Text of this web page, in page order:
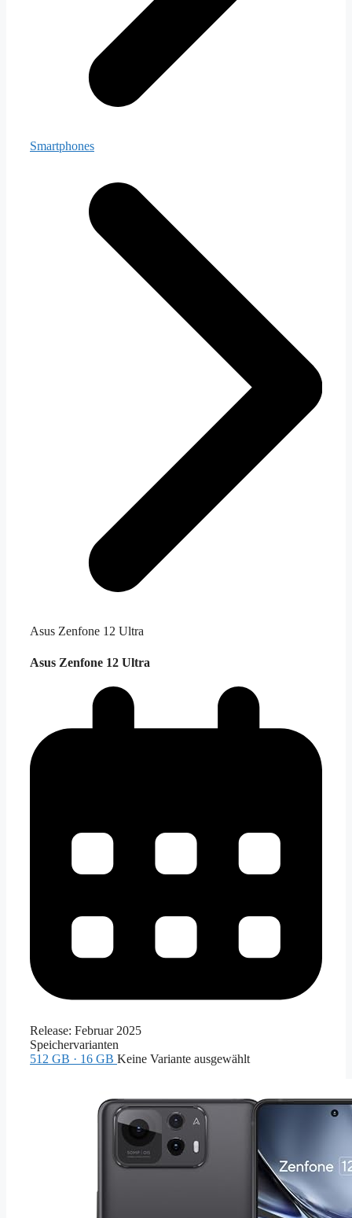
Smartphones
Asus Zenfone 12 Ultra
Asus Zenfone 12 Ultra
Release: Februar 2025
Speichervarianten
512 GB · 16 GB Keine Variante ausgewählt